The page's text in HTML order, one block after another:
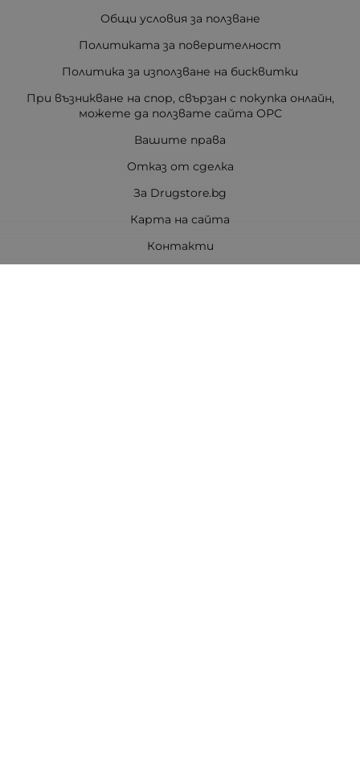
Общи условия за ползване
Политиката за поверителност
Политика за използване на бисквитки
При възникване на спор, свързан с покупка онлайн,
можете да ползвате сайта ОРС
Вашите права
Отказ от сделка
За Drugstore.bg
Карта на сайта
Контакти